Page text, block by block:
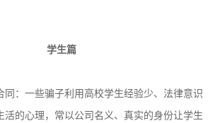
学生篇
：一些骗子利用高校学生经验少、法律意识
活的心理，常以公司名义、真实的身份让学生